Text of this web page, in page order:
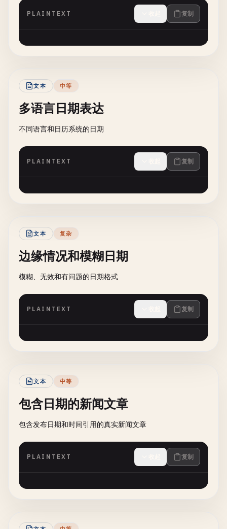
PLAINTEXT 复制
文本 中等
多语言日期表达
不同语言和日历系统的日期
PLAINTEXT 复制
文本 复杂
边缘情况和模糊日期
模糊、无效和有问题的日期格式
PLAINTEXT 复制
文本 中等
包含日期的新闻文章
包含发布日期和时间引用的真实新闻文章
PLAINTEXT 复制